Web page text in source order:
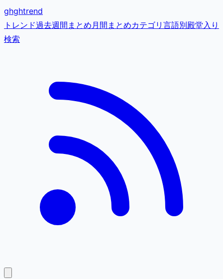
ghghtrend
トレンド過去週間まとめ月間まとめカテゴリ 言語別殿堂入り
検索